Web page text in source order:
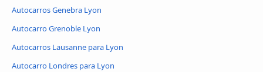
Autocarros Genebra Lyon
Autocarro Grenoble Lyon
Autocarros Lausanne para Lyon
Autocarro Londres para Lyon